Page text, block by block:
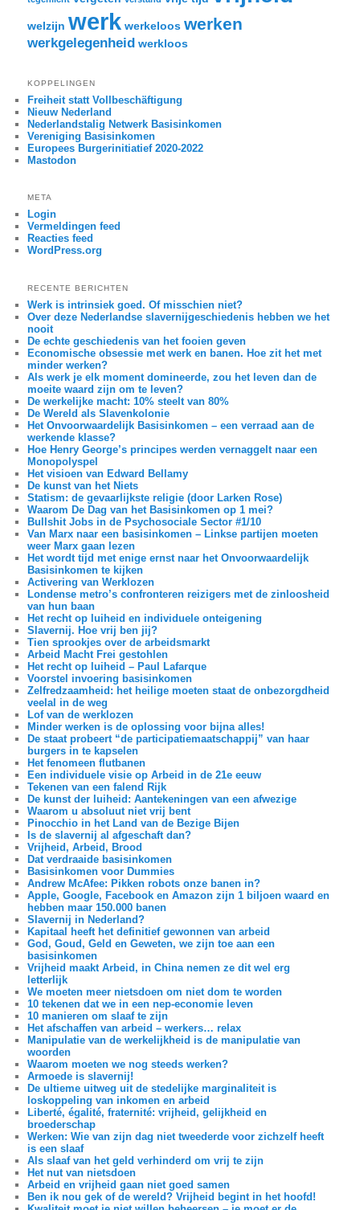
welzijn werk werkeloos werken
werkgelegenheid werkloos
KOPPELINGEN
Freiheit statt Vollbeschäftigung
Nieuw Nederland
Nederlandstalig Netwerk Basisinkomen
Vereniging Basisinkomen
Europees Burgerinitiatief 2020-2022
Mastodon
META
Login
Vermeldingen feed
Reacties feed
WordPress.org
RECENTE BERICHTEN
Werk is intrinsiek goed. Of misschien niet?
Over deze Nederlandse slavernijgeschiedenis hebben we het
nooit
De echte geschiedenis van het fooien geven
Economische obsessie met werk en banen. Hoe zit het met
minder werken?
Als werk je elk moment domineerde, zou het leven dan de
moeite waard zijn om te leven?
De werkelijke macht: 10% steelt van 80%
De Wereld als Slavenkolonie
Het Onvoorwaardelijk Basisinkomen – een verraad aan de
werkende klasse?
Hoe Henry George’s principes werden vernaggelt naar een
Monopolyspel
Het visioen van Edward Bellamy
De kunst van het Niets
Statism: de gevaarlijkste religie (door Larken Rose)
Waarom De Dag van het Basisinkomen op 1 mei?
Bullshit Jobs in de Psychosociale Sector #1/10
Van Marx naar een basisinkomen – Linkse partijen moeten
weer Marx gaan lezen
Het wordt tijd met enige ernst naar het Onvoorwaardelijk
Basisinkomen te kijken
Activering van Werklozen
Londense metro’s confronteren reizigers met de zinloosheid
van hun baan
Het recht op luiheid en individuele onteigening
Slavernij. Hoe vrij ben jij?
Tien sprookjes over de arbeidsmarkt
Arbeid Macht Frei gestohlen
Het recht op luiheid – Paul Lafarque
Voorstel invoering basisinkomen
Zelfredzaamheid: het heilige moeten staat de onbezorgdheid
veelal in de weg
Lof van de werklozen
Minder werken is de oplossing voor bijna alles!
De staat probeert “de participatiemaatschappij” van haar
burgers in te kapselen
Het fenomeen flutbanen
Een individuele visie op Arbeid in de 21e eeuw
Tekenen van een falend Rijk
De kunst der luiheid: Aantekeningen van een afwezige
Waarom u absoluut niet vrij bent
Pinocchio in het Land van de Bezige Bijen
Is de slavernij al afgeschaft dan?
Vrijheid, Arbeid, Brood
Dat verdraaide basisinkomen
Basisinkomen voor Dummies
Andrew McAfee: Pikken robots onze banen in?
Apple, Google, Facebook en Amazon zijn 1 biljoen waard en
hebben maar 150.000 banen
Slavernij in Nederland?
Kapitaal heeft het definitief gewonnen van arbeid
God, Goud, Geld en Geweten, we zijn toe aan een
basisinkomen
Vrijheid maakt Arbeid, in China nemen ze dit wel erg
letterlijk
We moeten meer nietsdoen om niet dom te worden
10 tekenen dat we in een nep-economie leven
10 manieren om slaaf te zijn
Het afschaffen van arbeid – werkers… relax
Manipulatie van de werkelijkheid is de manipulatie van
woorden
Waarom moeten we nog steeds werken?
Armoede is slavernij!
De ultieme uitweg uit de stedelijke marginaliteit is
loskoppeling van inkomen en arbeid
Liberté, égalité, fraternité: vrijheid, gelijkheid en
broederschap
Werken: Wie van zijn dag niet tweederde voor zichzelf heeft
is een slaaf
Als slaaf van het geld verhinderd om vrij te zijn
Het nut van nietsdoen
Arbeid en vrijheid gaan niet goed samen
Ben ik nou gek of de wereld? Vrijheid begint in het hoofd!